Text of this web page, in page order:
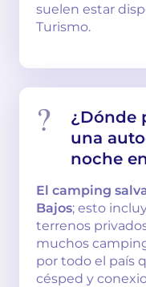
suelen estar
Turismo.
¿Dónde
una
noche
El camping
Bajos; esto
terrenos
muchos
por todo el país
césped y